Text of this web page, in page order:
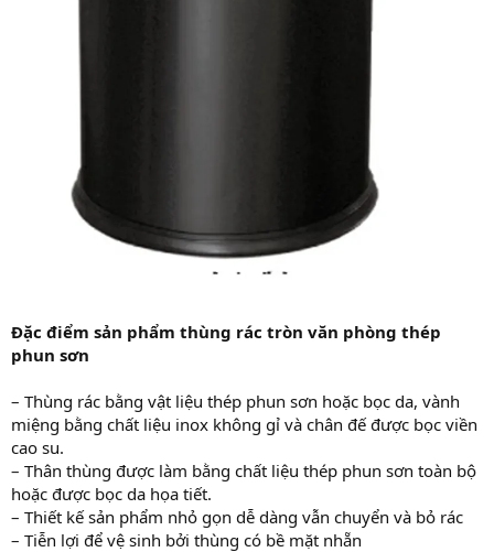
Đặc điểm sản phẩm thùng rác tròn văn phòng thép
phun sơn
– Thùng rác bằng vật liệu thép phun sơn hoặc bọc da, vành
miệng bằng chất liệu inox không gỉ và chân đế được bọc viền
cao su.
– Thân thùng được làm bằng chất liệu thép phun sơn toàn bộ
hoặc được bọc da họa tiết.
– Thiết kế sản phẩm nhỏ gọn dễ dàng vẫn chuyển và bỏ rác
– Tiễn lợi để vệ sinh bởi thùng có bề mặt nhẵn